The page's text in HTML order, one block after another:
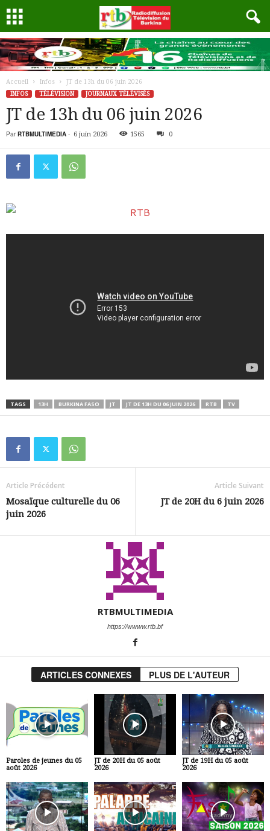
Accueil Infos
JT de 13h du 06 juin 2026
INFOS
TÉLÉVISION JOURNAUX TÉLÉVISÉS
JT de 13h du 06 juin 2026
Par RTBMULTIMEDIA - 6 juin 2026 1565 0
TAGS 13H BURKINA FASO JT JT DE 13H DU 06 JUIN 2026 RTB TV
Article Précédent
Mosaïque culturelle du 06
juin 2026
Article Suivant
JT de 20H du 6 juin 2026
RTBMULTIMEDIA
https://wwww.rtb.bf
ARTICLES CONNEXES PLUS DE L'AUTEUR
Paroles de jeunes du 05
août 2026
JT de 20H du 05 août
2026
JT de 19H du 05 août
2026